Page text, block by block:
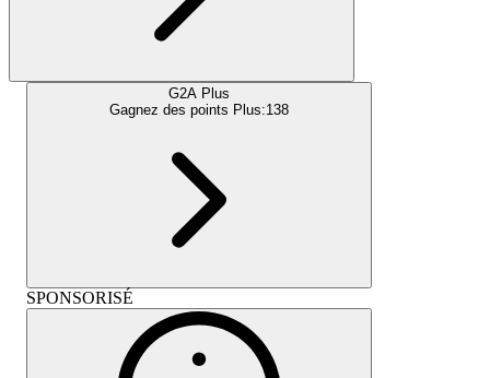
G2A Plus
Gagnez des points Plus:138
SPONSORISÉ